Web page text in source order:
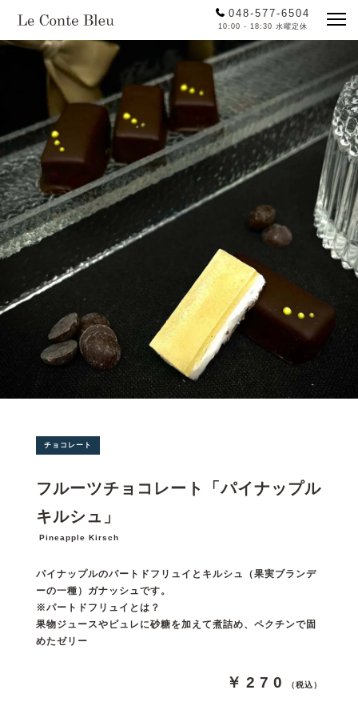
048-577-6504
10:00 - 18:30 水曜定休
チョコレート
フルーツチョコレート「パイナップル
キルシュ」
Pineapple Kirsch
パイナップルのパートドフリュイとキルシュ（果実ブランデ
ーの一種）ガナッシュです。
※パートドフリュイとは？
果物ジュースやピュレに砂糖を加えて煮詰め、ペクチンで固
めたゼリー
￥270 （税込）